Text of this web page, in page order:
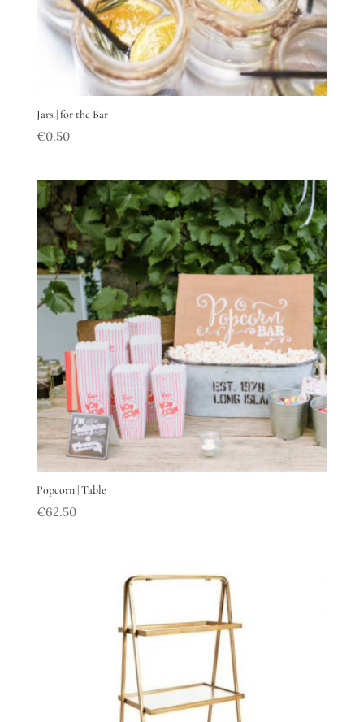
Jars | for the Bar
€0.50
Popcorn | Table
€62.50